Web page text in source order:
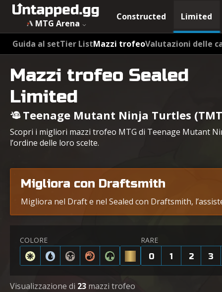
MTG Arena
Constructed Limited
Guida al setTier ListMazzi trofeoValutazioni delle
Mazzi trofeo Sealed
Limited
Teenage Mutant Ninja Turtles
Scopri i migliori mazzi trofeo MTG di Teenage Mutant
l’ordine delle loro scelte.
Migliora con Draftsmith
Migliora nel Draft e nel Sealed con Draftsmith,
COLORE
RARE
0
1 2 3
Visualizzazione di 23 mazzi trofeo